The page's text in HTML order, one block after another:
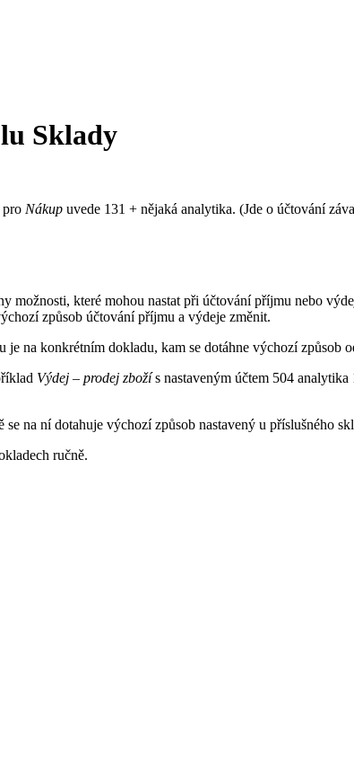
Sklady
pro Nákup uvede 131 + nějaká analytika. (Jde o účtování
možnosti, které mohou nastat při účtování příjmu nebo
způsob účtování příjmu a výdeje změnit.
na konkrétním dokladu, kam se dotáhne výchozí způsob
Výdej – prodej zbožís nastaveným účtem 504 analytika
na ní dotahuje výchozí způsob nastavený u příslušného
ručně.